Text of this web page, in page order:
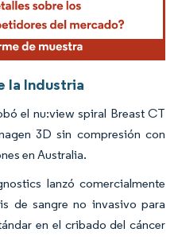
la Industria
el nu:view spiral Breast CT
3D sin compresión con
en Australia.
lanzó comercialmente
de sangre no invasivo para
en el cribado del cáncer